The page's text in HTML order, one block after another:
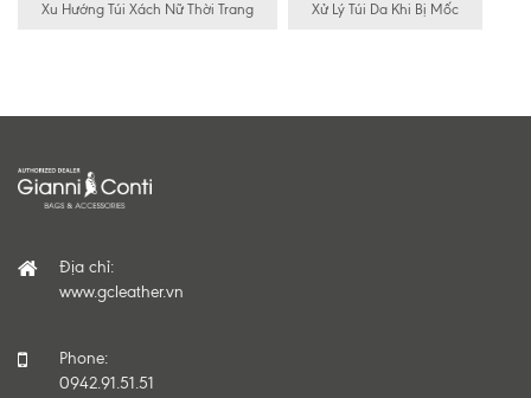
Xu Hướng Túi Xách Nữ Thời Trang Xử Lý Túi Da Khi Bị Mốc
Địa chỉ:
www.gcleather.vn
Phone:
0942.91.51.51